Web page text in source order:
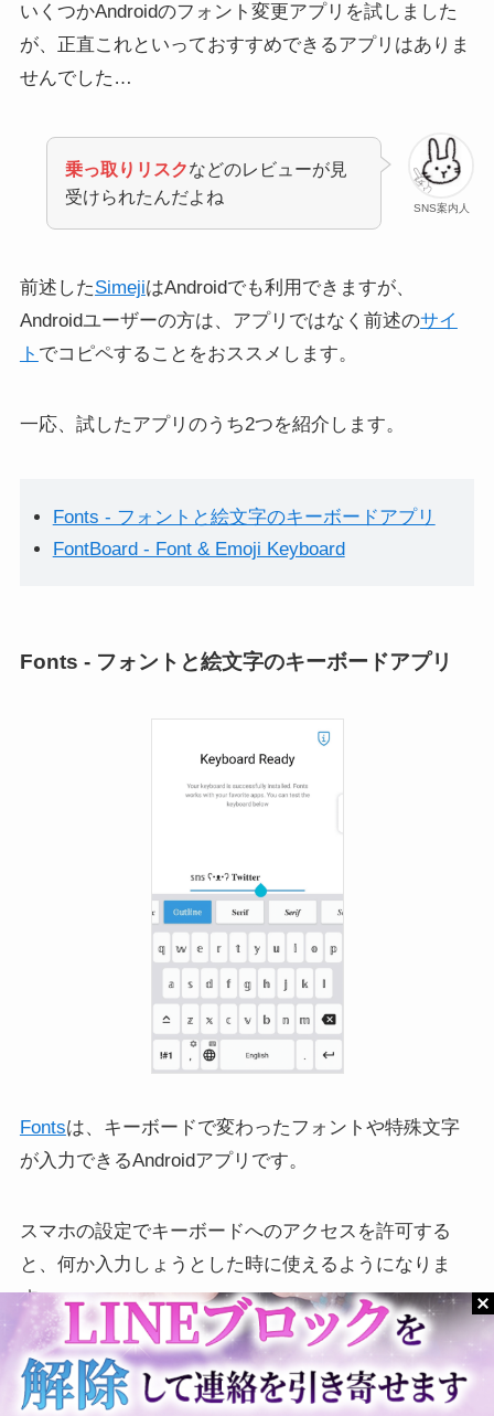
【最新】X(Twitter)めちゃ重
い？データセーバーオン/AI
学習オフなど対処法を解説
Nitterの危険性は？使い方や
X(Twitter)で自分をセンシテ
全部or一部も選べる
【iOS版】X(Twitter)の広告
た！3点リーダーのどこを
や機能まとめ！
iPhone/Android/PC対応
大丈夫？引っかからない方
法や侵害例まとめ
ツイ消しできるツールまと
め！無料でできる？やり方
や一括消しも解説（X：旧
X(Twitter)動画の自動再生を
止める設定方法！
[iPhone/Android対応]
いくつかAndroidのフォント変更アプリを試しました
が、正直これといっておすすめできるアプリはありま
せんでした…
SNS案内人
乗っ取りリスクなどのレビューが見
受けられたんだよね
前述したSimejiはAndroidでも利用できますが、
Androidユーザーの方は、アプリではなく前述のサイ
ト でコピペすることをおススメします。
一応、試したアプリのうち2つを紹介します。
Fonts - フォントと絵文字のキーボードアプリ
FontBoard - Font & Emoji Keyboard
Fonts - フォントと絵文字のキーボードアプリ
Fontsは、キーボードで変わったフォントや特殊文字
が入力できるAndroidアプリです。
スマホの設定でキーボードへのアクセスを許可する
と、何か入力しょうとした時に使えるようになりま
す。
こちらは説明は全て英語で、無料フォントや特殊文字
が用意されていますが、日本語フォントはありませ